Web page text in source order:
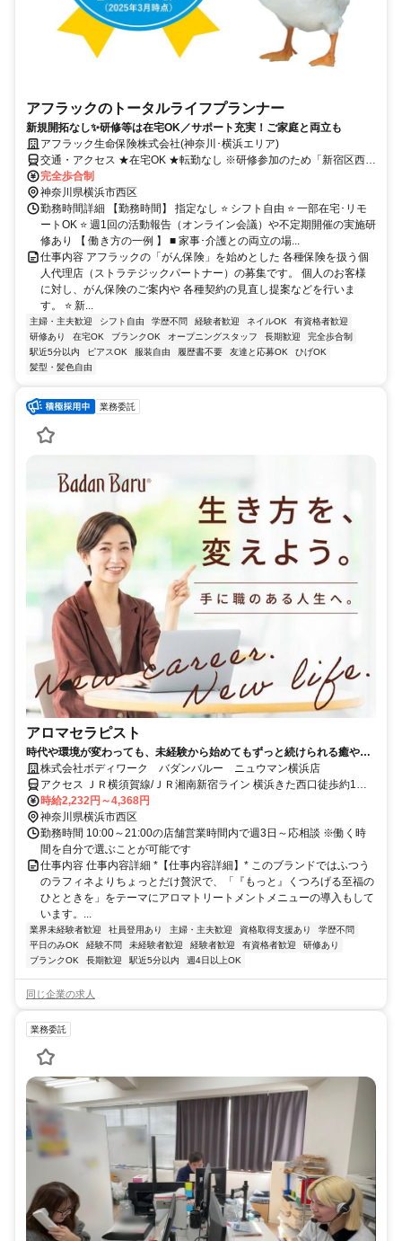
アフラックのトータルライフプランナー
新規開拓なし✨研修等は在宅OK／サポート充実！ご家庭と両立も
アフラック生命保険株式会社(神奈川･横浜エリア)
交通・アクセス ★在宅OK ★転勤なし ※研修参加のため「新宿区西新
宿」への出社あり
完全歩合制
神奈川県横浜市西区
勤務時間詳細 【勤務時間】 指定なし ⭐ シフト自由 ⭐ 一部在宅･リモ
ートOK ⭐ 週1回の活動報告（オンライン会議）や不定期開催の実施研
修あり 【 働き方の一例 】 ■ 家事･介護との両立の場...
仕事内容 アフラックの「がん保険」を始めとした 各種保険を扱う個
人代理店（ストラテジックパートナー）の募集です。 個人のお客様
に対し、がん保険のご案内や 各種契約の見直し提案などを行いま
す。 ⭐ 新...
主婦・主夫歓迎 シフト自由 学歴不問 経験者歓迎 ネイルOK
有資格者歓迎
研修あり
在宅OK ブランクOK オープニングスタッフ 長期歓迎
完全歩合制
駅近5分以内
ピアスOK 服装自由 履歴書不要 友達と応募OK
ひげOK
髪型・髪色自由
業務委託
アロマセラピスト
時代や環境が変わっても、未経験から始めてもずっと続けられる癒やし
の仕事。手に職を身につけて、生き方を変えよう。
株式会社ボディワーク バダンバルー ニュウマン横浜店
アクセス ＪＲ横須賀線/ＪＲ湘南新宿ライン 横浜きた西口徒歩約1
分、ＪＲ京浜東北線 横浜きた西口徒歩約1分、京急本線 横浜きた西口
徒歩約1分 最寄駅：横浜駅
時給2,232円～4,368円
神奈川県横浜市西区
勤務時間 10:00～21:00の店舗営業時間内で週3日～応相談 ※働く時
間を自分で選ぶことが可能です
仕事内容 仕事内容詳細 *【仕事内容詳細】* このブランドではふつう
のラフィネよりちょっとだけ贅沢で、「『もっと』くつろげる至福の
ひとときを」をテーマにアロマトリートメントメニューの導入もして
います。...
業界未経験者歓迎 社員登用あり 主婦・主夫歓迎 資格取得支援あり
学歴不問
平日のみOK
経験不問 未経験者歓迎 経験者歓迎 有資格者歓迎
研修あり
ブランクOK
長期歓迎 駅近5分以内 週4日以上OK
同じ企業の求人
業務委託